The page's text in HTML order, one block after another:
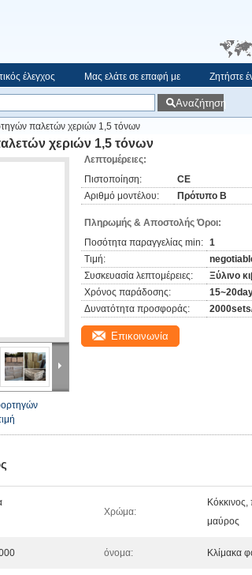
έλεγχος Μας ελάτε σε επαφή με Ζητήστε
Αναζήτηση
παλετών χεριών 1,5 τόνων
χεριών 1,5 τόνων
Λεπτομέρειες:
Πιστοποίηση:
CE
Αριθμό μοντέλου:
Πρότυπο Β
Πληρωμής & Αποστολής Όροι:
Ποσότητα παραγγελίας min: 1
Τιμή:
Συσκευασία λεπτομέρειες:
Ξύλινο
Χρόνος παράδοσης:
Δυνατότητα προσφοράς:
Επικοινωνία
Χρώμα:
Κόκκινος,
μαύρος
όνομα: Κλίμακα